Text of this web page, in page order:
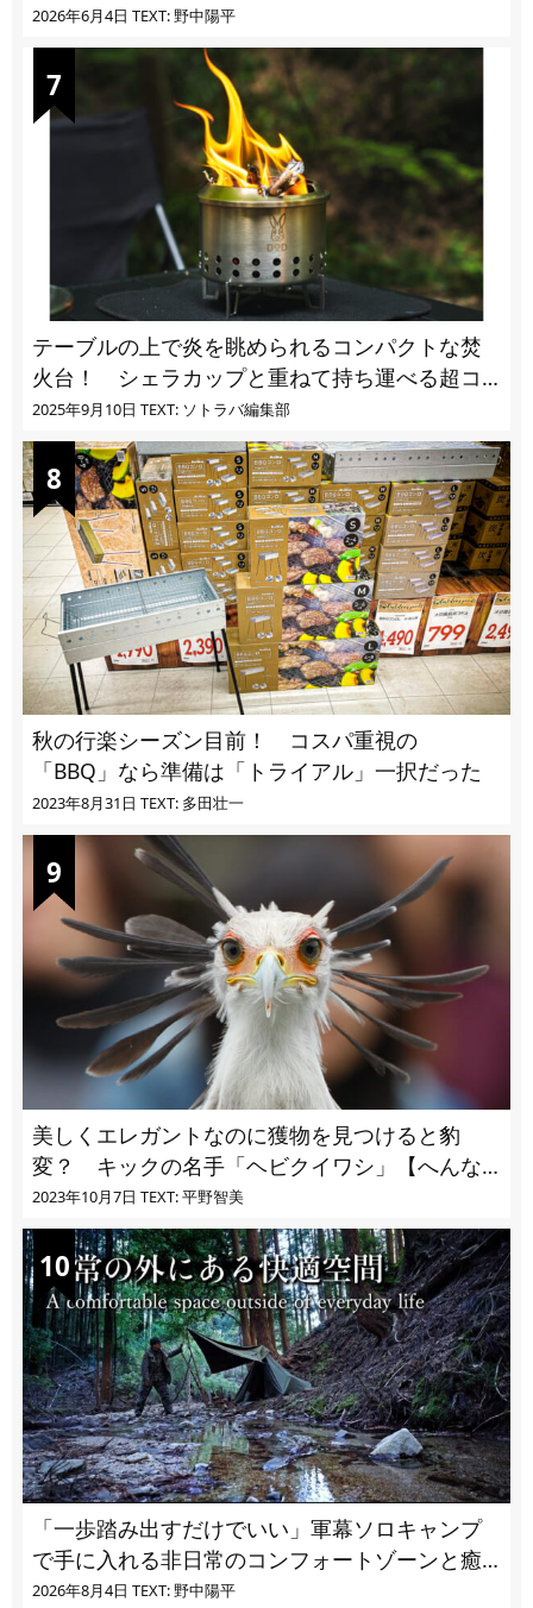
2026年6月4日 TEXT: 野中陽平
テーブルの上で炎を眺められるコンパクトな焚
火台！ シェラカップと重ねて持ち運べる超コ
ンパクト収納
2025年9月10日 TEXT: ソトラバ編集部
秋の行楽シーズン目前！ コスパ重視の
「BBQ」なら準備は「トライアル」一択だった
2023年8月31日 TEXT: 多田壮一
美しくエレガントなのに獲物を見つけると豹
変？ キックの名手「ヘビクイワシ」【へんな
いきもの・鳥編 vol.03】
2023年10月7日 TEXT: 平野智美
「一歩踏み出すだけでいい」軍幕ソロキャンプ
で手に入れる非日常のコンフォートゾーンと癒
し
2026年8月4日 TEXT: 野中陽平